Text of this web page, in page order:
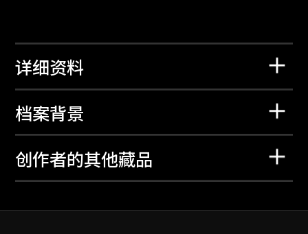
详细资料
档案背景
创作者的其他藏品